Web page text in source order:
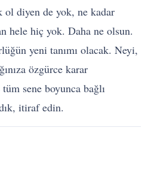
ol diyen de yok, ne kadar
hele hiç yok. Daha ne olsun.
yeni tanımı olacak. Neyi,
özgürce karar
sene boyunca bağlı
itiraf edin.